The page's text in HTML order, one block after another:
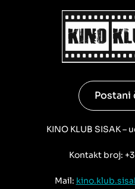
Postani
KINO KLUB SISAK
Kontakt broj:
Mail: